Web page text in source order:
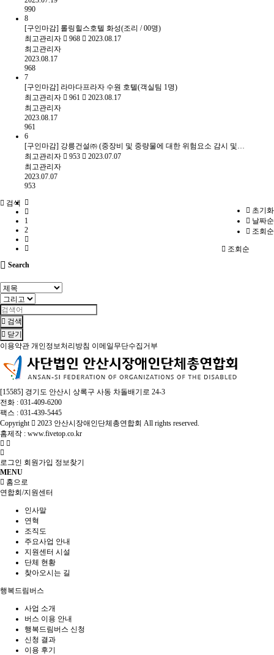
990
8
[구인마감] 롤링힐스호텔 화성(조리 / 00명)
최고관리자
968
2023.08.17
최고관리자
2023.08.17
968
7
[구인마감] 라마다프라자 수원 호텔(객실팀 1명)
최고관리자
961
2023.08.17
최고관리자
2023.08.17
961
6
[구인마감] 강릉건설㈜ (중장비 및 중량물에 대한 위험요소 감시 및…
최고관리자
953
2023.07.07
최고관리자
2023.07.07
953
초기화
날짜순
조회순
조회순
검색
1
2
Search
검색
닫기
이용약관 개인정보처리방침 이메일무단수집거부
[15585] 경기도 안산시 상록구 사동 차돌배기로 24-3
전화 : 031-409-6200
팩스 : 031-439-5445
Copyright
2023 안산시장애인단체총연합회 All rights reserved.
홈제작 : www.fivetop.co.kr
로그인 회원가입 정보찾기
MENU
홈으로
연합회/지원센터
인사말
연혁
조직도
주요사업 안내
지원센터 시설
단체 현황
찾아오시는 길
행복드림버스
사업 소개
버스 이용 안내
행복드림버스 신청
신청 결과
이용 후기